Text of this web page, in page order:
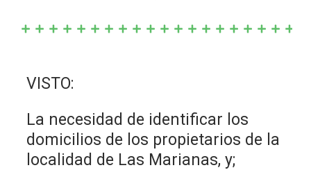
VISTO:
La necesidad de identificar los
domicilios de los propietarios de la
localidad de Las Marianas, y;